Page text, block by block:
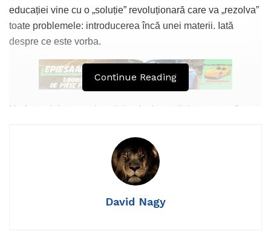
educației vine cu o „soluție” revoluționară care va „rezolva”
toate problemele: introducerea încă unei materii. Iată
despre ce este vorba.
Un fost ministru a educației a declarat zilele trecute că ar
Iată de ce acest lucru este o idee foarte proastă. Pe lângă
faptul că deja materia este foarte încărcată și este o nevoie
disperată de restructurare, introducerea unei alte materii ar
supraaglomera programul, ar fi nevoie de manuale,
profesori pregătiți special și alte măsuri suplimentare. Dar
Continue Reading
David Nagy